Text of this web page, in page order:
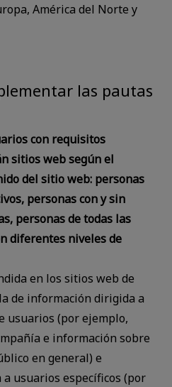
América del Norte y
las pautas
con requisitos
sitios web según el
del sitio web: personas
personas con y sin
personas de todas las
diferentes niveles de
en los sitios web de
de información dirigida a
usuarios (por ejemplo,
e información sobre
en general) e
usuarios específicos (por